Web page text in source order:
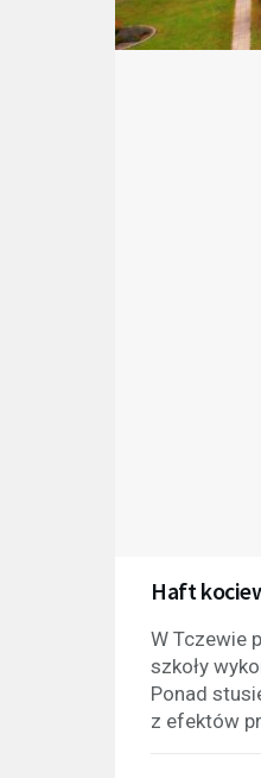
Haft
W Tczewie
szkoły
Ponad
z efektów